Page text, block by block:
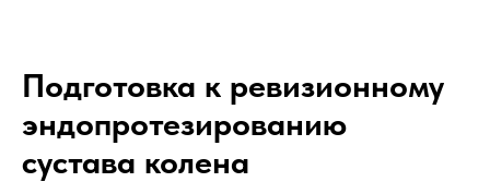
Подготовка к ревизионному
эндопротезированию
сустава колена